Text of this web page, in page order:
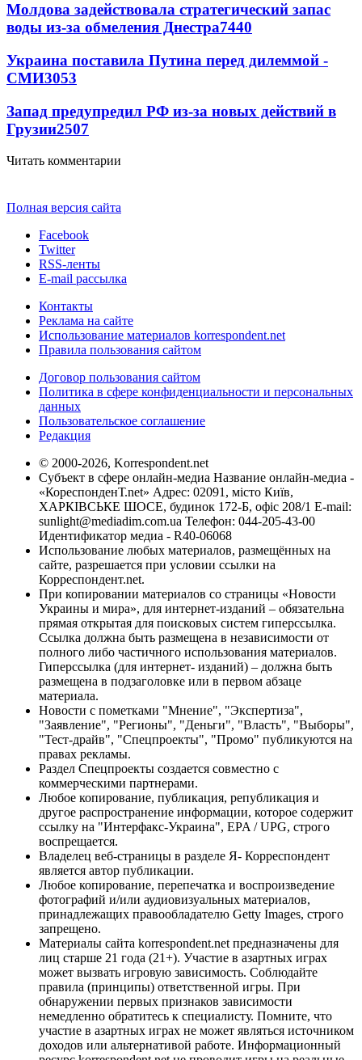
Молдова задействовала стратегический запас
воды из-за обмеления Днестра7440
Украина поставила Путина перед дилеммой -
СМИ3053
Запад предупредил РФ из-за новых действий в
Грузии2507
Читать комментарии
Полная версия сайта
Facebook
Twitter
RSS-ленты
E-mail рассылка
Контакты
Реклама на сайте
Использование материалов korrespondent.net
Правила пользования сайтом
Договор пользования сайтом
Политика в сфере конфиденциальности и персональных
данных
Пользовательское соглашение
Редакция
© 2000-2026, Korrespondent.net
Субъект в сфере онлайн-медиа Название онлайн-медиа -
«КореспонденТ.net» Адрес: 02091, місто Київ,
ХАРКІВСЬКЕ ШОСЕ, будинок 172-Б, офіс 208/1 E-mail:
sunlight@mediadim.com.ua Телефон: 044-205-43-00
Идентификатор медиа - R40-06068
Использование любых материалов, размещённых на
сайте, разрешается при условии ссылки на
Корреспондент.net.
При копировании материалов со страницы «Новости
Украины и мира», для интернет-изданий – обязательна
прямая открытая для поисковых систем гиперссылка.
Ссылка должна быть размещена в независимости от
полного либо частичного использования материалов.
Гиперссылка (для интернет- изданий) – должна быть
размещена в подзаголовке или в первом абзаце
материала.
Новости с пометками "Мнение", "Экспертиза",
"Заявление", "Регионы", "Деньги", "Власть", "Выборы",
"Тест-драйв", "Спецпроекты", "Промо" публикуются на
правах рекламы.
Раздел Спецпроекты создается совместно с
коммерческими партнерами.
Любое копирование, публикация, републикация и
другое распространение информации, которое содержит
ссылку на "Интерфакс-Украина", EPA / UPG, строго
воспрещается.
Владелец веб-страницы в разделе Я- Корреспондент
является автор публикации.
Любое копирование, перепечатка и воспроизведение
фотографий и/или аудиовизуальных материалов,
принадлежащих правообладателю Getty Images, строго
запрещено.
Материалы сайта korrespondent.net предназначены для
лиц старше 21 года (21+). Участие в азартных играх
может вызвать игровую зависимость. Соблюдайте
правила (принципы) ответственной игры. При
обнаружении первых признаков зависимости
немедленно обратитесь к специалисту. Помните, что
участие в азартных играх не может являться источником
доходов или альтернативой работе. Информационный